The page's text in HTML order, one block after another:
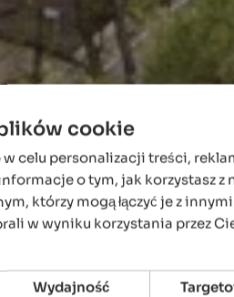
cookie
celu personalizacji treści,
o tym, jak korzystasz z
którzy mogą łączyć je z
w wyniku korzystania przez
Wydajność